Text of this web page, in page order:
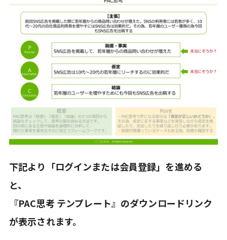
下記より「ログインまたは会員登録」 を進める
と、
『PAC思考 テンプレート』のダウンロードリンク
が表示されます。